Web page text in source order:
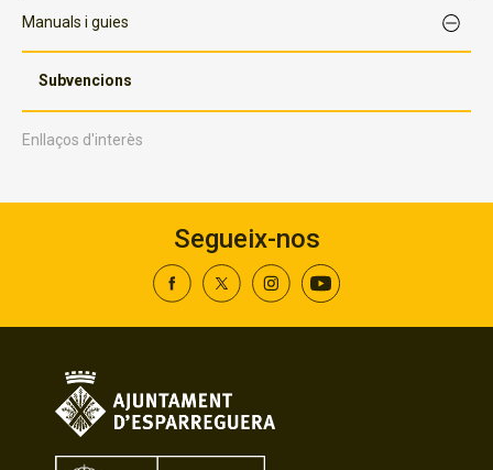
Manuals i guies
Subvencions
Enllaços d'interès
Segueix-nos